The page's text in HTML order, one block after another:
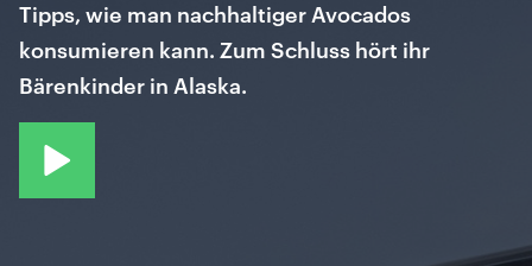
Tipps, wie man nachhaltiger Avocados
konsumieren kann. Zum Schluss hört ihr
Bärenkinder in Alaska.